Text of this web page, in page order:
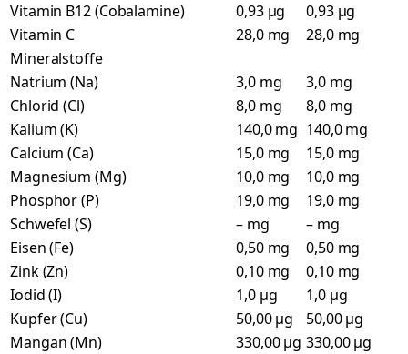
Vitamin B12 (Cobalamine)
0,93 µg
0,93 µg
Vitamin C
28,0 mg
28,0 mg
Mineralstoffe
Natrium (Na)
3,0 mg
3,0 mg
Chlorid (Cl)
8,0 mg
8,0 mg
Kalium (K)
140,0 mg 140,0 mg
Calcium (Ca)
15,0 mg
15,0 mg
Magnesium (Mg)
10,0 mg
10,0 mg
Phosphor (P)
19,0 mg
19,0 mg
Schwefel (S)
– mg
– mg
Eisen (Fe)
0,50 mg
0,50 mg
Zink (Zn)
0,10 mg
0,10 mg
Iodid (I)
1,0 µg
1,0 µg
Kupfer (Cu)
50,00 µg
50,00 µg
Mangan (Mn)
330,00 µg 330,00 µg